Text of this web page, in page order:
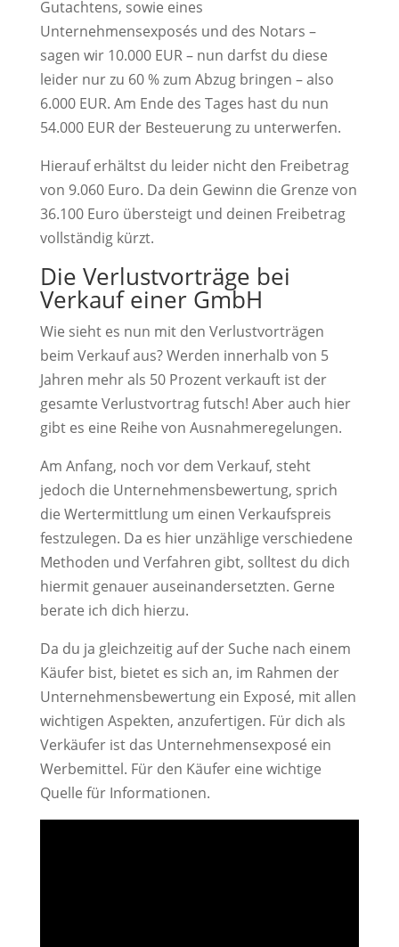
Gutachtens, sowie eines
Unternehmensexposés und des Notars –
sagen wir 10.000 EUR – nun darfst du diese
leider nur zu 60 % zum Abzug bringen – also
6.000 EUR. Am Ende des Tages hast du nun
54.000 EUR der Besteuerung zu unterwerfen.
Hierauf erhältst du leider nicht den Freibetrag
von 9.060 Euro. Da dein Gewinn die Grenze von
36.100 Euro übersteigt und deinen Freibetrag
vollständig kürzt.
Die Verlustvorträge bei
Verkauf einer GmbH
Wie sieht es nun mit den Verlustvorträgen
beim Verkauf aus? Werden innerhalb von 5
Jahren mehr als 50 Prozent verkauft ist der
gesamte Verlustvortrag futsch! Aber auch hier
gibt es eine Reihe von Ausnahmeregelungen.
Am Anfang, noch vor dem Verkauf, steht
jedoch die Unternehmensbewertung, sprich
die Wertermittlung um einen Verkaufspreis
festzulegen. Da es hier unzählige verschiedene
Methoden und Verfahren gibt, solltest du dich
hiermit genauer auseinandersetzten. Gerne
berate ich dich hierzu.
Da du ja gleichzeitig auf der Suche nach einem
Käufer bist, bietet es sich an, im Rahmen der
Unternehmensbewertung ein Exposé, mit allen
wichtigen Aspekten, anzufertigen. Für dich als
Verkäufer ist das Unternehmensexposé ein
Werbemittel. Für den Käufer eine wichtige
Quelle für Informationen.